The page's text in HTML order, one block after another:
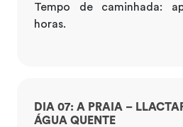
Tempo de caminhada:
horas.
DIA 07: A PRAIA –
ÁGUA QUENTE